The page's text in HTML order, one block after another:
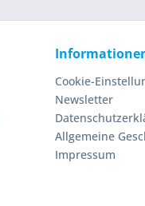
Cookie-
Newsletter
Allgemeine
Impressum